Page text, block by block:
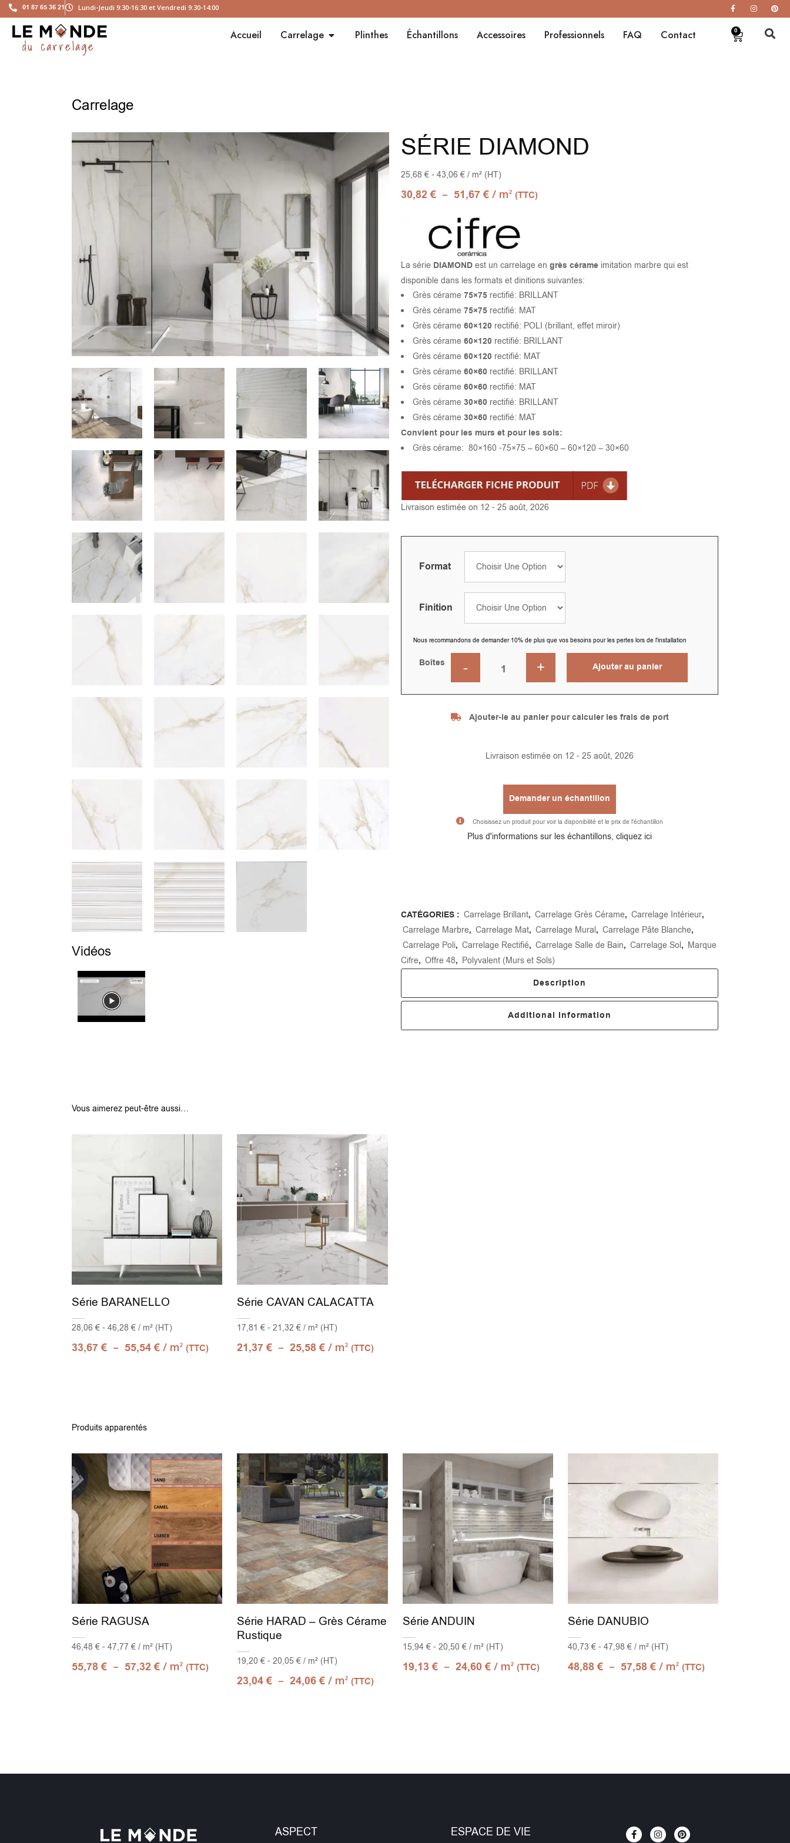
01 87 65 36 21 Lundi-Jeudi 9:30-16:30 et Vendredi 9:30-14:00
Accueil Carrelage Plinthes Échantillons Accessoires Professionnels FAQ Contact 0
Carrelage
Vidéos
SÉRIE DIAMOND
25,68 € - 43,06 € / m² (HT)
30,82€ – 51,67€ / m2 (TTC)
La série DIAMOND est un carrelage en grès cérame imitation marbre qui est
disponible dans les formats et dinitions suivantes:
Grès cérame 75×75 rectifié: BRILLANT
Grès cérame 75×75 rectifié: MAT
Grès cérame 60×120 rectifié: POLI (brillant, effet miroir)
Grès cérame 60×120 rectifié: BRILLANT
Grès cérame 60×120 rectifié: MAT
Grès cérame 60×60 rectifié: BRILLANT
Grès cérame 60×60 rectifié: MAT
Grès cérame 30×60 rectifié: BRILLANT
Grès cérame 30×60 rectifié: MAT
Convient pour les murs et pour les sols:
Grès cérame: 80×160 -75×75 – 60×60 – 60×120 – 30×60
Livraison estimée on 12 - 25 août, 2026
Format
Finition
Nous recommandons de demander 10% de plus que vos besoins pour les pertes lors de l'installation
Boîtes Ajouter au panier
Ajouter-le au panier pour calculer les frais de port
Livraison estimée on 12 - 25 août, 2026
Demander un échantillon
Choisissez un produit pour voir la disponibilité et le prix de l'échantillon
Alternative:
Plus d'informations sur les échantillons, cliquez ici
CATÉGORIES : Carrelage Brillant, Carrelage Grès Cérame, Carrelage Intérieur,
Carrelage Marbre, Carrelage Mat, Carrelage Mural, Carrelage Pâte Blanche,
Carrelage Poli, Carrelage Rectifié, Carrelage Salle de Bain, Carrelage Sol, Marque
Cifre, Offre 48, Polyvalent (Murs et Sols)
Description
Additional Information
Vous aimerez peut-être aussi…
Série BARANELLO
28,06 € - 46,28 € / m² (HT)
33,67€ – 55,54€ / m2 (TTC)
Série CAVAN CALACATTA
17,81 € - 21,32 € / m² (HT)
21,37€ – 25,58€ / m2 (TTC)
Produits apparentés
Série RAGUSA
46,48 € - 47,77 € / m² (HT)
55,78€ – 57,32€ / m2 (TTC)
Série HARAD – Grès Cérame
Rustique
19,20 € - 20,05 € / m² (HT)
23,04€ – 24,06€ / m2 (TTC)
Série ANDUIN
15,94 € - 20,50 € / m² (HT)
19,13€ – 24,60€/ m2 (TTC)
Série DANUBIO
40,73 € - 47,98 € / m² (HT)
48,88€ – 57,58€/ m2 (TTC)
ASPECT ESPACE DE VIE